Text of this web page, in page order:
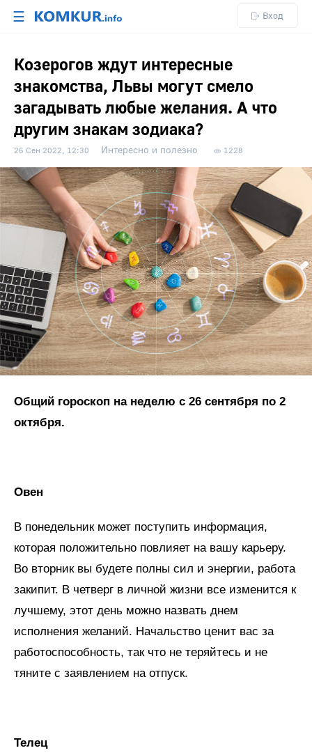
☰ Вход
Козерогов ждут интересные
знакомства, Львы могут смело
загадывать любые желания. А что
другим знакам зодиака?
26 Сен 2022, 12:30 Интересно и полезно 1228
Общий гороскоп на неделю с 26 сентября по 2
октября.
Овен
В понедельник может поступить информация,
которая положительно повлияет на вашу карьеру.
Во вторник вы будете полны сил и энергии, работа
закипит. В четверг в личной жизни все изменится к
лучшему, этот день можно назвать днем
исполнения желаний. Начальство ценит вас за
работоспособность, так что не теряйтесь и не
тяните с заявлением на отпуск.
Телец